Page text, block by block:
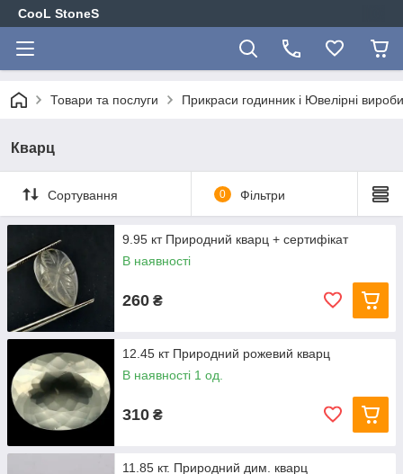
CooL StoneS
Товари та послуги Прикраси годинник і Ювелірні
Кварц
Сортування 0 Фільтри
9.95 кт Природний кварц + сертифікат
В наявності
260 ₴
12.45 кт Природний рожевий кварц
В наявності 1 од.
310 ₴
11.85 кт. Природний дим. кварц